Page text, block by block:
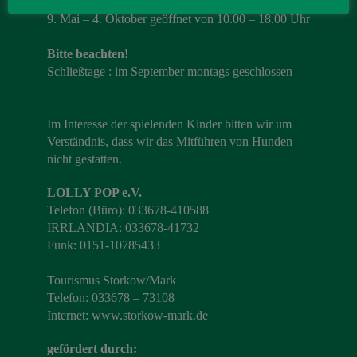
9. Mai – 4. Oktober geöffnet von 10.00 – 18.00 Uhr
Bitte beachten!
Schließtage : im September montags geschlossen
Im Interesse der spielenden Kinder bitten wir um
Verständnis, dass wir das Mitführen von Hunden
nicht gestatten.
LOLLY POP e.V.
Telefon (Büro): 033678-410588
IRRLANDIA: 033678-41732
Funk: 0151-10785433
Tourismus Storkow/Mark
Telefon: 033678 – 73108
Internet: www.storkow-mark.de
gefördert durch: